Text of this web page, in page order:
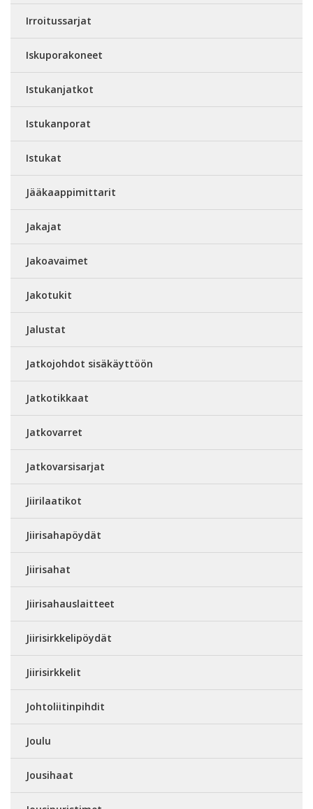
Irroitussarjat
Iskuporakoneet
Istukanjatkot
Istukanporat
Istukat
Jääkaappimittarit
Jakajat
Jakoavaimet
Jakotukit
Jalustat
Jatkojohdot sisäkäyttöön
Jatkotikkaat
Jatkovarret
Jatkovarsisarjat
Jiirilaatikot
Jiirisahapöydät
Jiirisahat
Jiirisahauslaitteet
Jiirisirkkelipöydät
Jiirisirkkelit
Johtoliitinpihdit
Joulu
Jousihaat